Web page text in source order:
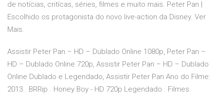
de notícias, critícas, séries, filmes e muito mais. Peter Pan |
Escolhido os protagonista do novo live-action da Disney. Ver
Mais.
Assistir Peter Pan – HD – Dublado Online 1080p, Peter Pan –
HD – Dublado Online 720p, Assistir Peter Pan – HD – Dublado
Online Dublado e Legendado, Assistir Peter Pan Ano do Filme:
2013 . BRRip . Honey Boy - HD 720p Legendado . Filmes